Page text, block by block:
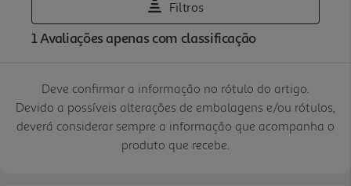
Deve confirmar a informação no rótulo do artigo.
Devido a possíveis alterações de embalagens e/ou rótulos,
deverá considerar sempre a informação que acompanha o
produto que recebe.